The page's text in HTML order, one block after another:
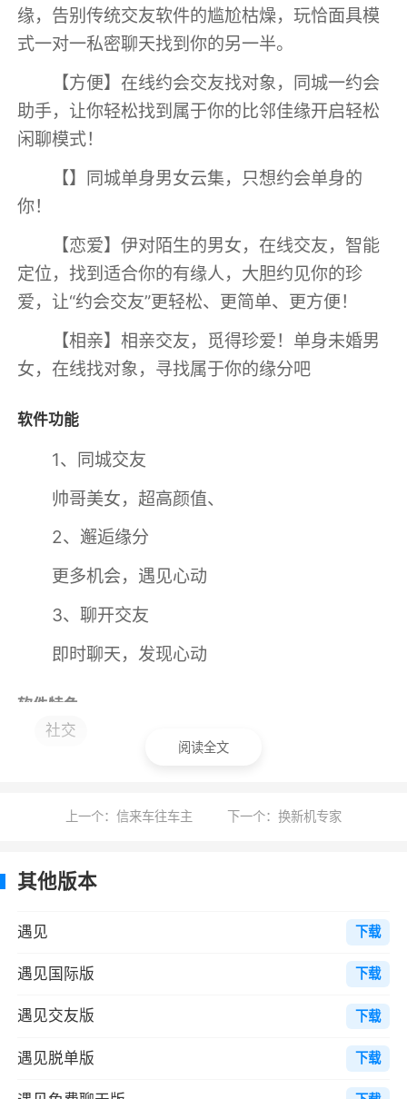
缘，告别传统交友软件的尴尬枯燥，玩恰面具模
式一对一私密聊天找到你的另一半。
【方便】在线约会交友找对象，同城一约会
助手，让你轻松找到属于你的比邻佳缘开启轻松
闲聊模式！
【】同城单身男女云集，只想约会单身的
你！
【恋爱】伊对陌生的男女，在线交友，智能
定位，找到适合你的有缘人，大胆约见你的珍
爱，让“约会交友”更轻松、更简单、更方便！
【相亲】相亲交友，觅得珍爱！单身未婚男
女，在线找对象，寻找属于你的缘分吧
软件功能
1、同城交友
帅哥美女，超高颜值、
2、邂逅缘分
更多机会，遇见心动
3、聊开交友
即时聊天，发现心动
软件特色
1、遇见是基于附近陌生人的社交应用，帮助
趣、教育等信息，系统优先自动配对最适合的且
2、遇见使用全新的技术，无需注册也无需
登录，下载安装后即可使用，即使您的手机重新
刷机或安装系统，只需重新安装遇见客户端，之
前的所有帐号信息同样保留
3、在这里，小咖秀出小恩爱，大咖去哪儿
都被爱。想尝尝恋爱的feel？就去用遇见约会
社交
阅读全文
上一个：信来车往车主 下一个：换新机专家
其他版本
遇见 下载
遇见国际版 下载
遇见交友版 下载
遇见脱单版 下载